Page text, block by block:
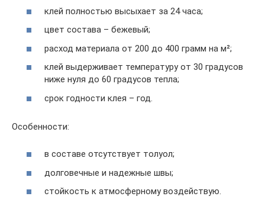
клей полностью высыхает за 24 часа;
цвет состава – бежевый;
расход материала от 200 до 400 грамм на м²;
клей выдерживает температуру от 30 градусов
ниже нуля до 60 градусов тепла;
срок годности клея – год.
Особенности:
в составе отсутствует толуол;
долговечные и надежные швы;
стойкость к атмосферному воздействую.